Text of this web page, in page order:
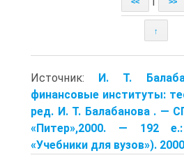
↑
Источник: И. Т.
финансовые институты:
ред. И. Т. Балабанова . —
«Питер»,2000. — 192
«Учебники для вузов»). 2000